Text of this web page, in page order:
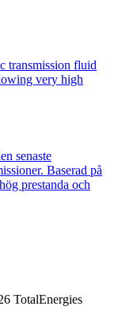
transmission fluid
very high
senaste
Baserad på
prestanda och
TotalEnergies